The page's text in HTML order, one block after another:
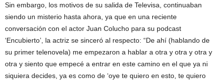
Sin embargo, los motivos de su salida de Televisa, continuaban
siendo un misterio hasta ahora, ya que en una reciente
conversación con el actor Juan Colucho para su podcast
‘Encubierto’, la actriz se sinceró al respecto: “De ahí (hablando de
su primer telenovela) me empezaron a hablar a otra y otra y otra y
otra y siento que empecé a entrar en este camino en el que ya ni
siquiera decides, ya es como de ‘oye te quiero en esto, te quiero